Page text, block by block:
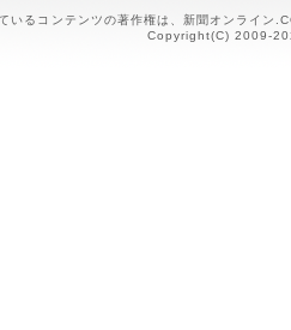
いるコンテンツの著作権は、新聞オンライン
Copyright(C) 2009-